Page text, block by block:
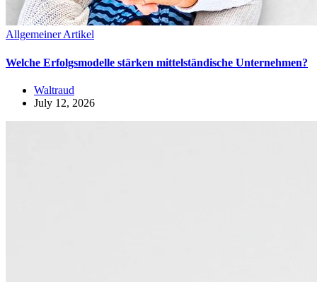
Allgemeiner Artikel
Welche Erfolgsmodelle stärken mittelständische Unternehmen?
Waltraud
July 12, 2026